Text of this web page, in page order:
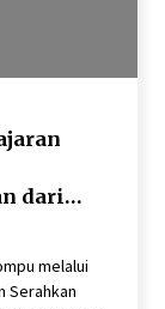
dari
petani
melalui
Serahkan